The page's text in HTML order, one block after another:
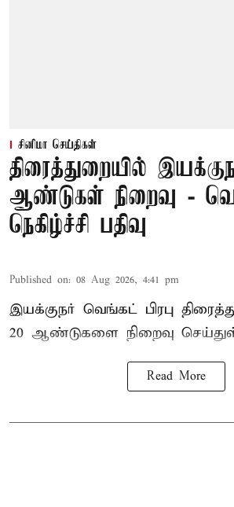
சினிமா செய்திகள்
திரைத்துறையில்
ஆண்டுகள் நிறைவு -
நெகிழ்ச்சி பதிவு
Published on: 08 Aug 2026, 4:41 pm
இயக்குநர் வெங்கட் பிரபு
20 ஆண்டுகளை நிறைவு
Read More